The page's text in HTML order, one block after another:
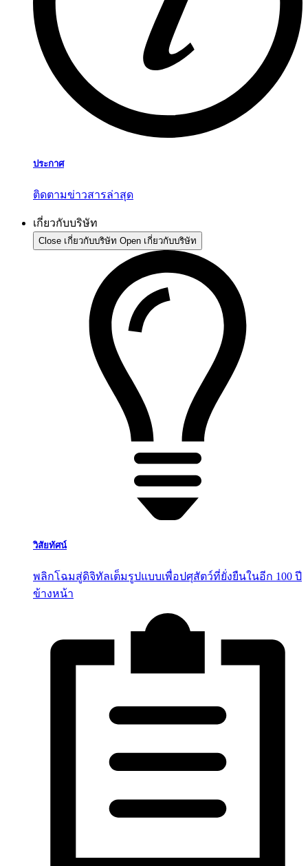
ประกาศ
ติดตามข่าวสารล่าสุด
เกี่ยวกับบริษัท
Close เกี่ยวกับบริษัท Open เกี่ยวกับบริษัท
วิสัยทัศน์
พลิกโฉมสู่ดิจิทัลเต็มรูปแบบเพื่อปศุสัตว์ที่ยั่งยืนในอีก 100 ปี
ข้างหน้า